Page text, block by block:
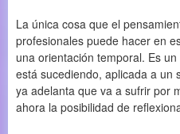
La única cosa que el
profesionales puede hacer en
una orientación temporal. Es
está sucediendo, aplicada a un
ya adelanta que va a sufrir por
ahora la posibilidad de